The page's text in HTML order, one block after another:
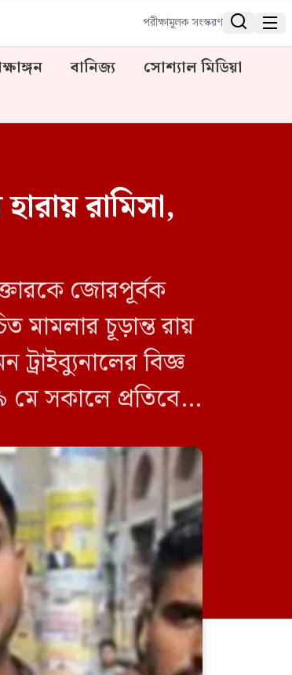
পরীক্ষামূলক সংস্করণ  
বানিজ্য
সোশ্যাল মিডিয়া
রামিসা,
জোরপূর্বক
মামলার চূড়ান্ত রায়
বিজ্ঞ
সকালে প্রতিবেশী